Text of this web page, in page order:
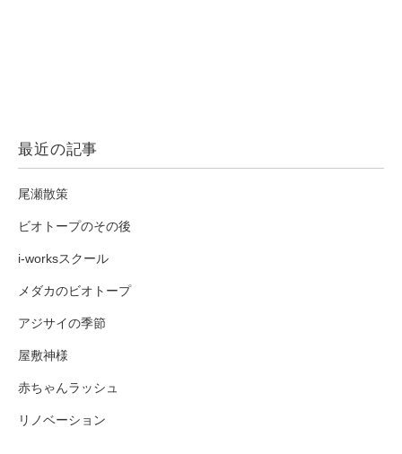
最近の記事
尾瀬散策
ビオトープのその後
i-worksスクール
メダカのビオトープ
アジサイの季節
屋敷神様
赤ちゃんラッシュ
リノベーション